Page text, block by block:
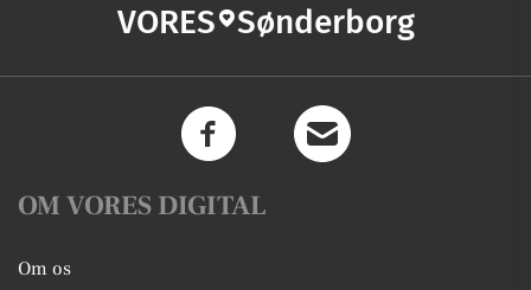
VORES Sønderborg
OM VORES DIGITAL
Om os